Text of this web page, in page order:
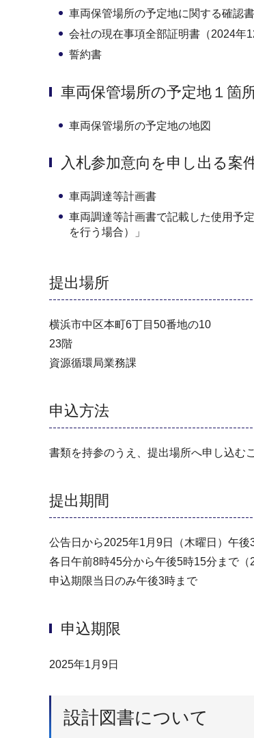
車両保管場所の予定地に関する確認書
会社の現在事項全部証明書（2024年
誓約書
車両保管場所の予定地１箇
車両保管場所の予定地の地図
入札参加意向を申し出る案
車両調達等計画書
車両調達等計画書で記載した使用予
を行う場合）」
提出場所
横浜市中区本町6丁目50番地の10
23階
資源循環局業務課
申込方法
書類を持参のうえ、提出場所へ申し込むこ
提出期間
公告日から2025年1月9日（木曜日）午後
各日午前8時45分から午後5時15分まで
申込期限当日のみ午後3時まで
申込期限
2025年1月9日
設計図書について